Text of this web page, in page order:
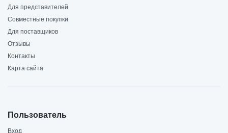
Для представителей
Совместные покупки
Для поставщиков
Отзывы
Контакты
Карта сайта
Пользователь
Вход